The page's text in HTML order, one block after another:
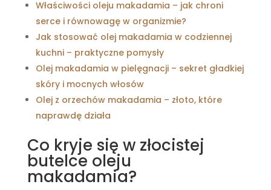
Właściwości oleju makadamia – jak chroni
serce i równowagę w organizmie?
Jak stosować olej makadamia w codziennej
kuchni – praktyczne pomysły
Olej makadamia w pielęgnacji – sekret gładkiej
skóry i mocnych włosów
Olej z orzechów makadamia – złoto, które
naprawdę działa
Co kryje się w złocistej
butelce oleju
makadamia?